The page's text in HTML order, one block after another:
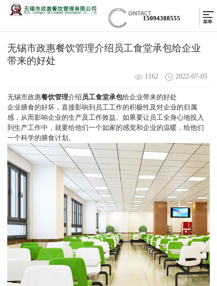
15094388555
无锡市政惠餐饮管理介绍员工食堂承包给企业
带来的好处
1162 2022-07-05
无锡市政惠餐饮管理介绍 员工食堂承包给企业带来的好处
企业膳食的好坏，直接影响到员工工作的积极性及对企业的归属
感，从而影响企业的生产及工作效益。如果要让员工全身心地投入
到生产工作中，就要给他们一个如家的感觉和企业的温暖，给他们
一个科学的膳食计划。